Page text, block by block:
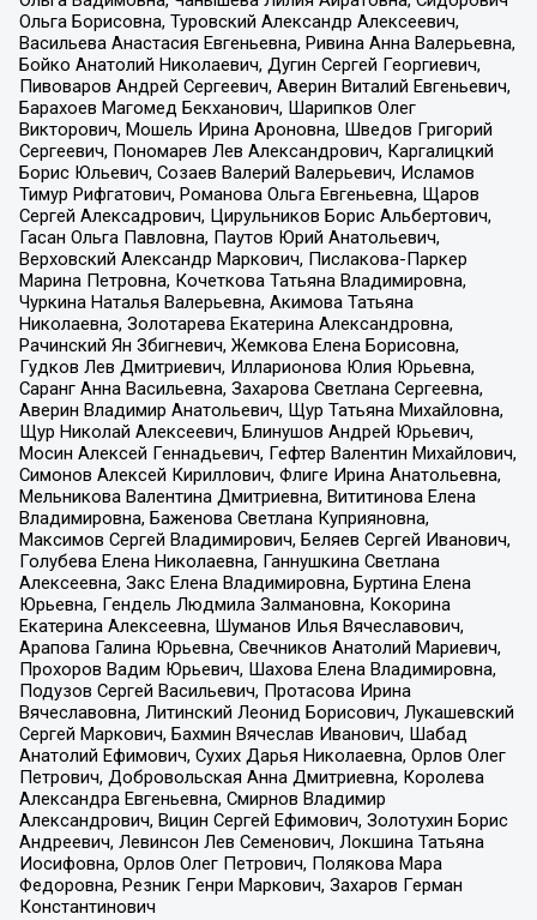
Ольга Борисовна, Туровский Александр Алексеевич,
Васильева Анастасия Евгеньевна, Ривина Анна Валерьевна,
Бойко Анатолий Николаевич, Дугин Сергей Георгиевич,
Пивоваров Андрей Сергеевич, Аверин Виталий Евгеньевич,
Барахоев Магомед Бекханович, Шарипков Олег
Викторович, Мошель Ирина Ароновна, Шведов Григорий
Сергеевич, Пономарев Лев Александрович, Каргалицкий
Борис Юльевич, Созаев Валерий Валерьевич, Исламов
Тимур Рифгатович, Романова Ольга Евгеньевна, Щаров
Сергей Алексадрович, Цирульников Борис Альбертович,
Гасан Ольга Павловна, Паутов Юрий Анатольевич,
Верховский Александр Маркович, Пислакова-Паркер
Марина Петровна, Кочеткова Татьяна Владимировна,
Чуркина Наталья Валерьевна, Акимова Татьяна
Николаевна, Золотарева Екатерина Александровна,
Рачинский Ян Збигневич, Жемкова Елена Борисовна,
Гудков Лев Дмитриевич, Илларионова Юлия Юрьевна,
Саранг Анна Васильевна, Захарова Светлана Сергеевна,
Аверин Владимир Анатольевич, Щур Татьяна Михайловна,
Щур Николай Алексеевич, Блинушов Андрей Юрьевич,
Мосин Алексей Геннадьевич, Гефтер Валентин Михайлович,
Симонов Алексей Кириллович, Флиге Ирина Анатольевна,
Мельникова Валентина Дмитриевна, Вититинова Елена
Владимировна, Баженова Светлана Куприяновна,
Максимов Сергей Владимирович, Беляев Сергей Иванович,
Голубева Елена Николаевна, Ганнушкина Светлана
Алексеевна, Закс Елена Владимировна, Буртина Елена
Юрьевна, Гендель Людмила Залмановна, Кокорина
Екатерина Алексеевна, Шуманов Илья Вячеславович,
Арапова Галина Юрьевна, Свечников Анатолий Мариевич,
Прохоров Вадим Юрьевич, Шахова Елена Владимировна,
Подузов Сергей Васильевич, Протасова Ирина
Вячеславовна, Литинский Леонид Борисович, Лукашевский
Сергей Маркович, Бахмин Вячеслав Иванович, Шабад
Анатолий Ефимович, Сухих Дарья Николаевна, Орлов Олег
Петрович, Добровольская Анна Дмитриевна, Королева
Александра Евгеньевна, Смирнов Владимир
Александрович, Вицин Сергей Ефимович, Золотухин Борис
Андреевич, Левинсон Лев Семенович, Локшина Татьяна
Иосифовна, Орлов Олег Петрович, Полякова Мара
Федоровна, Резник Генри Маркович, Захаров Герман
Константинович